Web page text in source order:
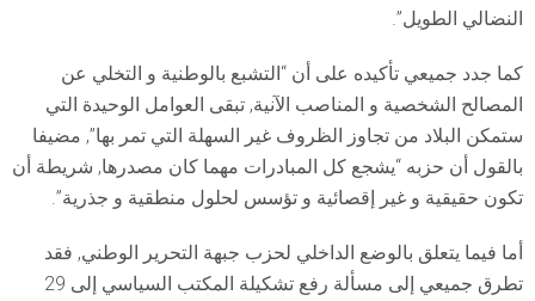
النضالي الطويل”.
كما جدد جميعي تأكيده على أن “التشبع بالوطنية و التخلي عن
المصالح الشخصية و المناصب الآنية, تبقى العوامل الوحيدة التي
ستمكن البلاد من تجاوز الظروف غير السهلة التي تمر بها”, مضيفا
بالقول أن حزبه “يشجع كل المبادرات مهما كان مصدرها, شريطة أن
تكون حقيقية و غير إقصائية و تؤسس لحلول منطقية و جذرية”.
أما فيما يتعلق بالوضع الداخلي لحزب جبهة التحرير الوطني, فقد
تطرق جميعي إلى مسألة رفع تشكيلة المكتب السياسي إلى 29